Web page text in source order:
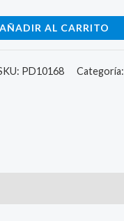
AÑADIR AL CARRITO
PD10168 Categoría: